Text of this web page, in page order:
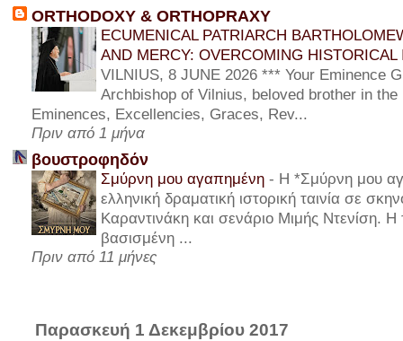
ORTHODOXY & ORTHOPRAXY
ECUMENICAL PATRIARCH
AND MERCY: OVERCOMING HISTORICAL
VILNIUS, 8 JUNE 2026 *** Your Eminence
Archbishop of Vilnius, beloved brother in the
Eminences, Excellencies, Graces, Rev...
Πριν από 1 μήνα
βουστροφηδόν
Σμύρνη μου αγαπημένη - Η *Σμύρνη μου
ελληνική δραματική ιστορική ταινία σε
Καραντινάκη και σενάριο Μιμής Ντενίση. Η
βασισμένη ...
Πριν από 11 μήνες
Παρασκευή 1 Δεκεμβρίου 2017